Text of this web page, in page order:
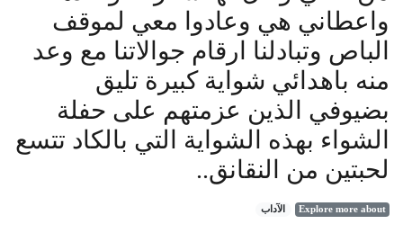
واعطاني هي وعادوا معي لموقف
الباص وتبادلنا ارقام جوالاتنا مع وعد
منه باهدائي شواية كبيرة تليق
بضيوفي الذين عزمتهم على حفلة
الشواء بهذه الشواية التي بالكاد تتسع
لحبتين من النقانق..
Explore more about الآداب